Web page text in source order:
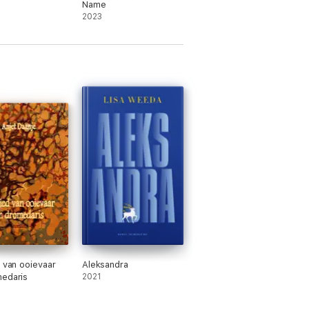
verhaal.' Elegance
in een vrouwenleven.' EW Elsevier
Name
2023
ooievaar
Aleksandra
2021